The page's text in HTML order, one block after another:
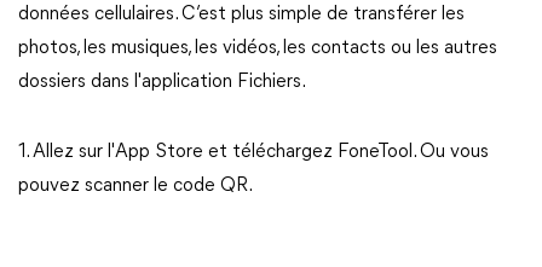
données cellulaires. C’est plus simple de transférer les
photos, les musiques, les vidéos, les contacts ou les autres
dossiers dans l'application Fichiers.
1. Allez sur l'App Store et téléchargez FoneTool. Ou vous
pouvez scanner le code QR.